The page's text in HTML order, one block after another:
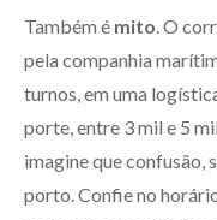
Também é mito . O
pela companhia
turnos, em uma
porte, entre 3 mil e 5
imagine que confusão,
porto. Confie no